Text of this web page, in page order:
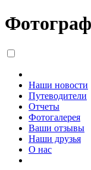
Наши новости
Путеводители
Отчеты
Фотогалерея
Ваши отзывы
Наши друзья
О нас